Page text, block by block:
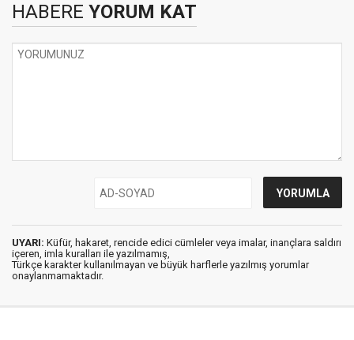
HABERE YORUM KAT
UYARI: Küfür, hakaret, rencide edici cümleler veya imalar, inançlara saldırı
içeren, imla kuralları ile yazılmamış,
Türkçe karakter kullanılmayan ve büyük harflerle yazılmış yorumlar
onaylanmamaktadır.